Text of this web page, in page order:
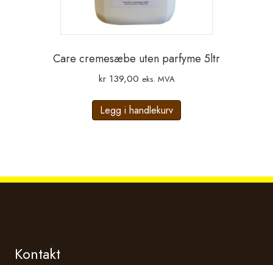
Care cremesæbe uten parfyme 5ltr
kr139,00 eks. MVA
Legg i handlekurv
Kontakt